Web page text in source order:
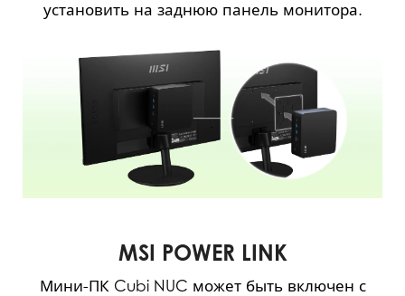
установить на заднюю панель монитора.
MSI POWER LINK
Мини-ПК Cubi NUC может быть включен с